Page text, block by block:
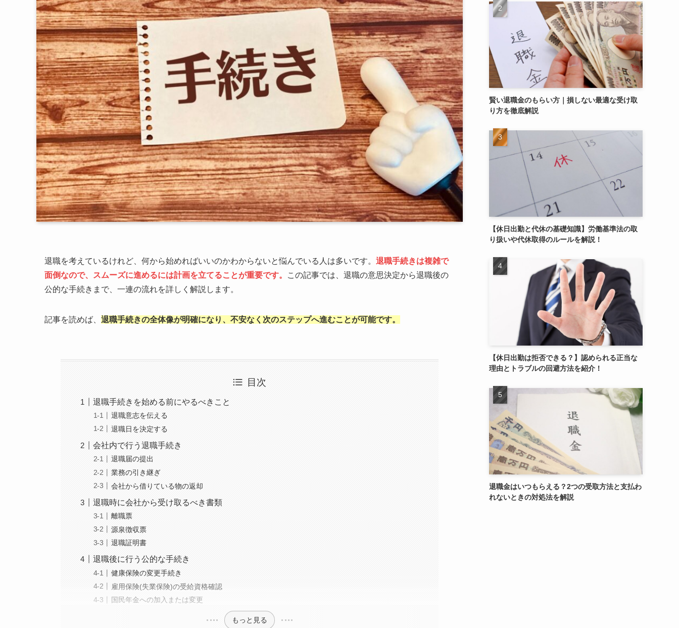
退職を考えているけれど、何から始めればいいのかわからないと悩んでいる人は多いです。 退職手続きは複雑で
面倒なので、スムーズに進めるには計画を立てることが重要です。
この記事では、退職の意思決定から退職後の
公的な手続きまで、一連の流れを詳しく解説します。
記事を読めば、 退職手続きの全体像が明確になり、不安なく次のステップへ進むことが可能です。
目次
退職手続きを始める前にやるべきこと
退職意志を伝える
退職日を決定する
会社内で行う退職手続き
退職届の提出
業務の引き継ぎ
会社から借りている物の返却
退職時に会社から受け取るべき書類
離職票
源泉徴収票
退職証明書
退職後に行う公的な手続き
健康保険の変更手続き
雇用保険(失業保険)の受給資格確認
国民年金への加入または変更
もっと見る
賢い退職金のもらい方｜損しない最適な受け取
り方を徹底解説
【休日出勤と代休の基礎知識】労働基準法の取
り扱いや代休取得のルールを解説！
【休日出勤は拒否できる？】認められる正当な
理由とトラブルの回避方法を紹介！
退職金はいつもらえる？2つの受取方法と支払わ
れないときの対処法を解説